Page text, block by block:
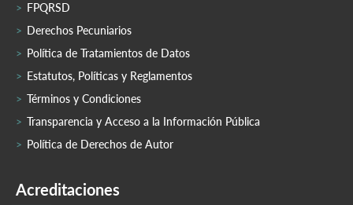
FPQRSD
Derechos Pecuniarios
Política de Tratamientos de Datos
Estatutos, Políticas y Reglamentos
Términos y Condiciones
Transparencia y Acceso a la Información Pública
Política de Derechos de Autor
Acreditaciones